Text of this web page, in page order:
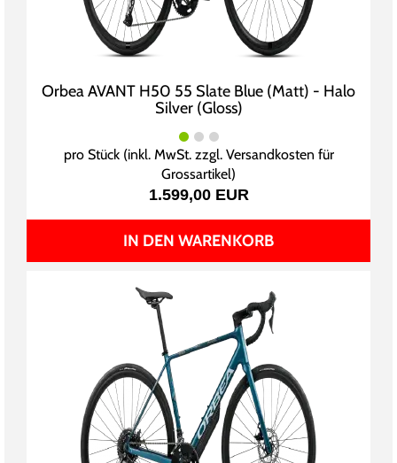
Orbea AVANT H50 55 Slate Blue (Matt) - Halo
Silver (Gloss)
pro Stück (inkl. MwSt. zzgl. Versandkosten für
Grossartikel)
1.599,00 EUR
IN DEN WARENKORB